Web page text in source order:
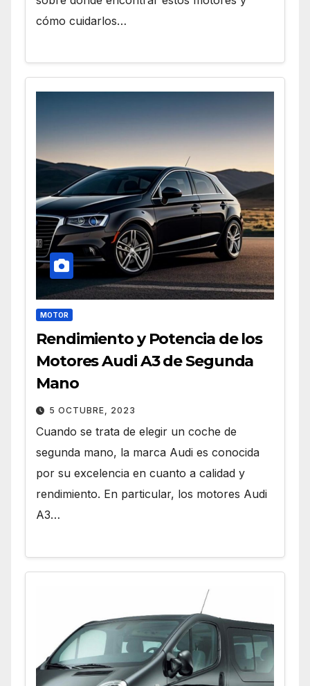
cómo cuidarlos…
MOTOR
Rendimiento y Potencia de los
Motores Audi A3 de Segunda
Mano
5 OCTUBRE, 2023
Cuando se trata de elegir un coche de
segunda mano, la marca Audi es conocida
por su excelencia en cuanto a calidad y
rendimiento. En particular, los motores Audi
A3…